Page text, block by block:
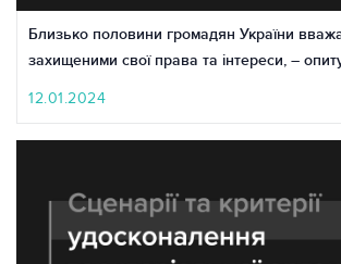
Близько половини громадян України
захищеними свої права та інтереси, –
12.01.2024